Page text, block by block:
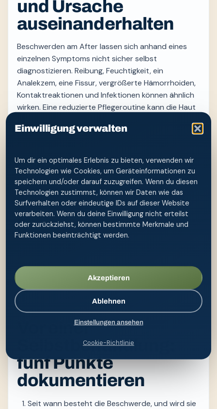
Einwilligung verwalten
Um dir ein optimales Erlebnis zu bieten, verwenden wir
Technologien wie Cookies, um Geräteinformationen zu
speichern und/oder darauf zuzugreifen. Wenn du diesen
Technologien zustimmst, können wir Daten wie das
Surfverhalten oder eindeutige IDs auf dieser Website
verarbeiten. Wenn du deine Einwilligung nicht erteilst
oder zurückziehst, können bestimmte Merkmale und
Funktionen beeinträchtigt werden.
Akzeptieren
Ablehnen
Einstellungen ansehen
Cookie-Richtlinie
und Ursache
auseinanderhalten
Beschwerden am After lassen sich anhand eines
einzelnen Symptoms nicht sicher selbst
diagnostizieren. Reibung, Feuchtigkeit, ein
Analekzem, eine Fissur, vergrößerte Hämorrhoiden,
Kontaktreaktionen und Infektionen können ähnlich
wirken. Eine reduzierte Pflegeroutine kann die Haut
Ursache.
temperiertes Wasser mit niedrigem Druck. Die Düse
bleibt außerhalb des Körpers. Anschließend wird
die Haut vorsichtig trocken getupft; langes Spülen,
Schrubben, Intimsprays und parfümierte
Feuchttücher können zusätzlich reizen. Wer einen
Auslöser vermutet, verändert am besten nur einen
Faktor gleichzeitig und beobachtet den Verlauf.
Schmerzen, Fieber, Eiter, Bläschen, eine tastbare
Schwellung oder anhaltende Beschwerden gehören
ärztlich eingeordnet. Hygiene kann begleiten, aber
keine Haut- oder Enddarmerkrankung behandeln.
Vor einer
Selbstbehandlung:
fünf Punkte
dokumentieren
Seit wann besteht die Beschwerde, und wird sie